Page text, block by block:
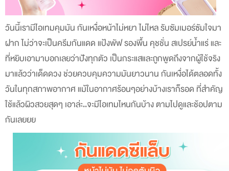
วันนี้เรามีไอเทมคุมมัน กันเหงื่อหน้าไม่หยา ไม่ไหล รับซัมเมอร์ซัมใจมา
ฝาก ไม่ว่าจะเป็นครีมกันแดด แป้งพัฟ รองพื้น คุชชั่น สเปรย์น้ำแร่ และ
ที่หยิบเอามาบอกเลยว่าปังทุกตัว เป็นกระแสและถูกพูดถึงจากผู้ใช้จริง
มาแล้วว่าเด็ดดวง ช่วยควบคุมความมันยาวนาน กันเหงื่อได้ตลอดทั้ง
วันในทุกสภาพอากาศ แม้ในอากาศร้อนๆอย่างบ้างเราก็รอด ที่สำคัญ
ใช้แล้วผิวสวยสุดๆ เอาล่ะ..จะมีไอเทมไหนกันบ้าง ตามไปดูและช้อปตาม
กันเลยยย